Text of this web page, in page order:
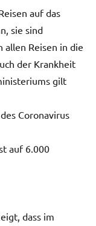
auf das
sie sind
Reisen in die
der Krankheit
gilt
Coronavirus
auf 6.000
dass im